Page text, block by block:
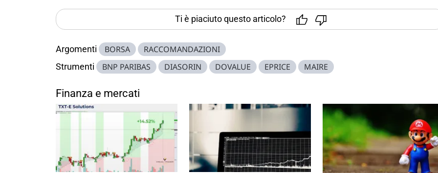
Ti è piaciuto questo articolo?
Argomenti BORSA RACCOMANDAZIONI
Strumenti BNP PARIBAS DIASORIN DOVALUE EPRICE MAIRE
Finanza e mercati